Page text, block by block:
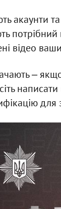
акаунти
відео
‒
для